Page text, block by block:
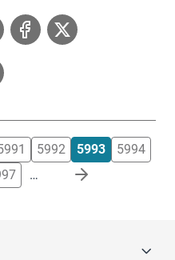
5992 5993
5994
…